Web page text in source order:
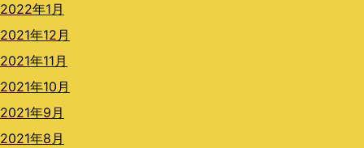
2022年1月
2021年12月
2021年11月
2021年10月
2021年9月
2021年8月